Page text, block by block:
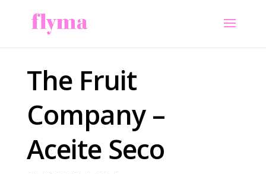
The Fruit
Company –
Aceite Seco